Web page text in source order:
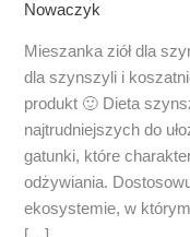
Nowaczyk
Mieszanka ziół dla
dla szynszyli i
produkt 🙂 Dieta
najtrudniejszych do
gatunki, które
odżywiania.
ekosystemie, w